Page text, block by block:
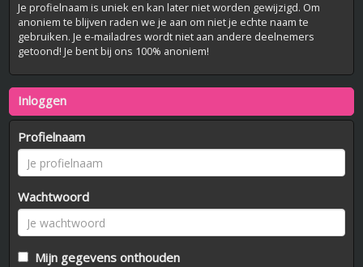
Je profielnaam is uniek en kan later niet worden gewijzigd. Om
anoniem te blijven raden we je aan om niet je echte naam te
gebruiken. Je e-mailadres wordt niet aan andere deelnemers
getoond! Je bent bij ons 100% anoniem!
Inloggen
Profielnaam
Wachtwoord
Mijn gegevens onthouden